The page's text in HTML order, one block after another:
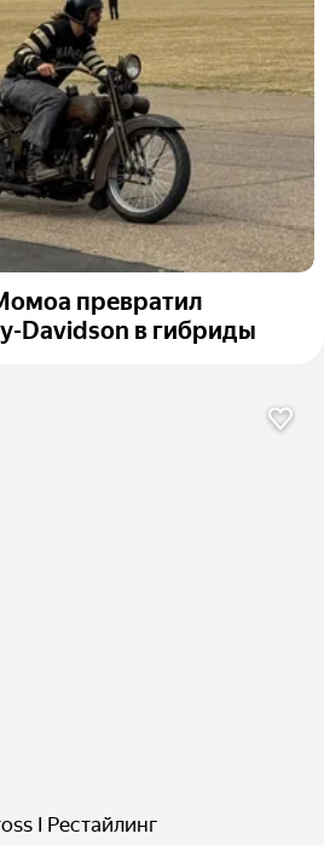
превратил
Davidson в гибриды
I Рестайлинг